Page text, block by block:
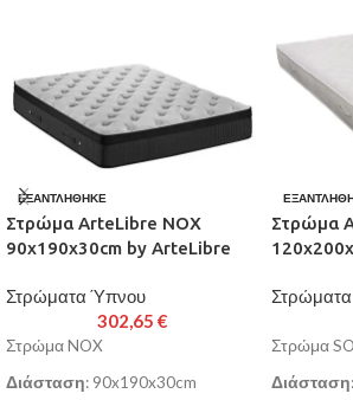
ΕΞΑΝΤΛΉΘΗΚΕ
Στρώμα ArteLibre NOX
90x190x30cm by ArteLibre
Στρώματα Ύπνου
302,65 €
Στρώμα NOX
Διάσταση: 90x190x30cm
Στρώμα
Στρώμα
Διάσταση